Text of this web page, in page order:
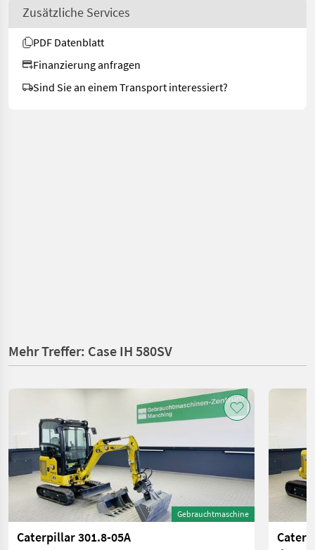
Zusätzliche Services
PDF Datenblatt
Finanzierung anfragen
Sind Sie an einem Transport interessiert?
Mehr Treffer: Case IH 580SV
Gebrauchtmaschine
Caterpillar 301.8-05A